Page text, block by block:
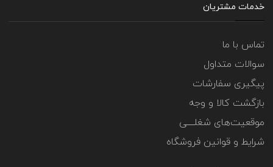
خدمات مشتریان
تماس با ما
سوالات متداول
پیگیری سفارشات
بازگشت کالا و وجه
موقعیت‌های شغلــــی
شرایط و قوانین فروشگاه